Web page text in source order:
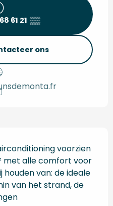
61 21 ▒▒
ons
voorzien
met alle comfort voor
houden van: de ideale
van het strand, de